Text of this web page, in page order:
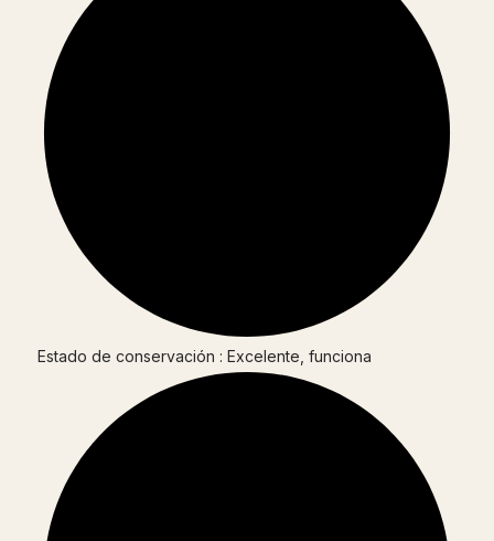
Estado de conservación : Excelente, funciona